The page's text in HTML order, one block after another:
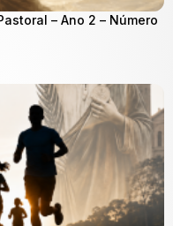
– Ano 2 – Número